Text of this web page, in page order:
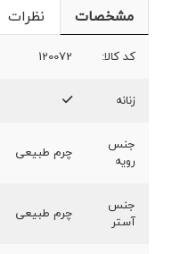
مشخصات نظرات
کد کالا: 120072
زنانه
جنس
رویه
چرم طبیعی
جنس
آستر
چرم طبیعی